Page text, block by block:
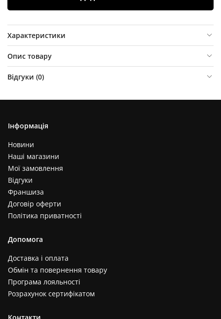
Характеристики
Опис товару
Відгуки (0)
Інформація
Новини
Наші магазини
Мої замовлення
Відгуки
Франшиза
Договір оферти
Політика приватності
Допомога
Доставка і оплата
Обмін та повернення товару
Програма лояльності
Розрахунок сертифікатом